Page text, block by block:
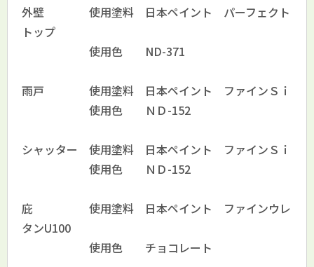
外壁 使用塗料 日本ペイント パーフェクト
トップ
使用色 ND-371
雨戸 使用塗料 日本ペイント ファインＳｉ
使用色 ＮＤ-152
シャッター 使用塗料 日本ペイント ファインＳｉ
使用色 ＮＤ-152
庇 使用塗料 日本ペイント ファインウレ
タンU100
使用色 チョコレート